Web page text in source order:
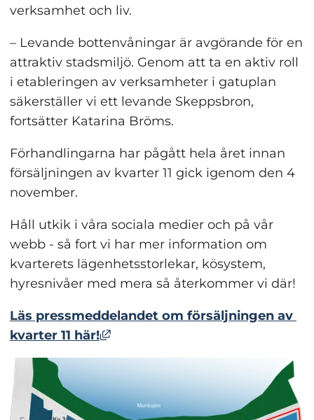
verksamhet och liv.
– Levande bottenvåningar är avgörande för en
attraktiv stadsmiljö. Genom att ta en aktiv roll
i etableringen av verksamheter i gatuplan
säkerställer vi ett levande Skeppsbron,
fortsätter Katarina Bröms.
Förhandlingarna har pågått hela året innan
försäljningen av kvarter 11 gick igenom den 4
november.
Håll utkik i våra sociala medier och på vår
webb - så fort vi har mer information om
kvarterets lägenhetsstorlekar, kösystem,
hyresnivåer med mera så återkommer vi där!
Läs pressmeddelandet om försäljningen av
kvarter 11 här!
Länk till annan webbplats,